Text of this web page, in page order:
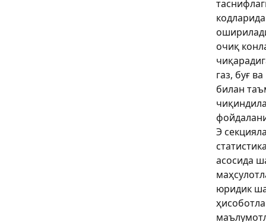
очиқ
газ, буғ
билан
Э
асосида
юридик